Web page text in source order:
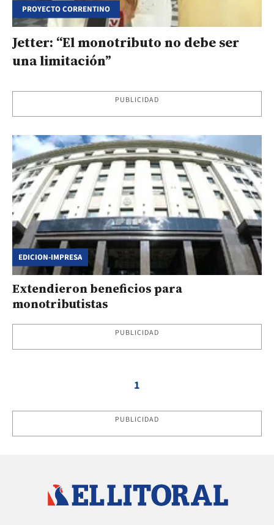
PROYECTO CORRENTINO
Jetter: “El monotributo no debe ser
una limitación”
PUBLICIDAD
EDICION-IMPRESA
Extendieron beneficios para
monotributistas
PUBLICIDAD
1
PUBLICIDAD